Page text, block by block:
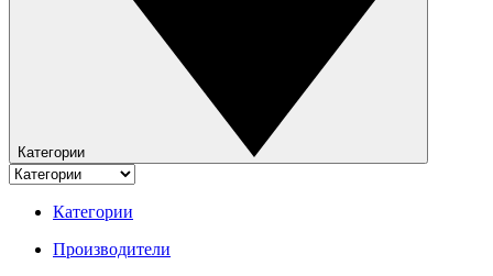
Категории
Категории
Производители